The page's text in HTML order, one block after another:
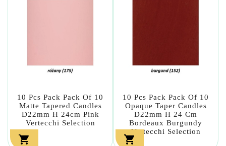
10 Pcs Pack Pack Of 10
Matte Tapered Candles
D22mm H 24cm Pink
Vertecchi Selection

10 Pcs Pack Pack Of 10
Opaque Taper Candles
D22mm H 24 Cm
Bordeaux Burgundy
Vertecchi Selection
